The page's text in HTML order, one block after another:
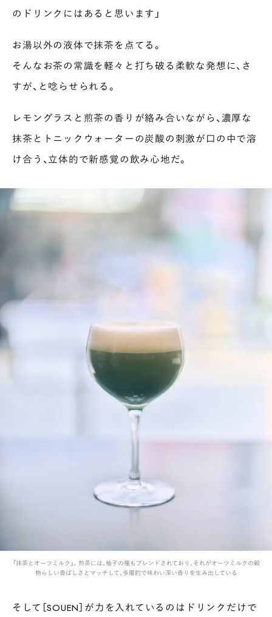
のドリンクにはあると思います」
お湯以外の液体で抹茶を点てる。
そんなお茶の常識を軽々と打ち破る柔軟な発想に、さ
すが、と唸らせられる。
レモングラスと煎茶の香りが絡み合いながら、濃厚な
抹茶とトニックウォーターの炭酸の刺激が口の中で溶
け合う、立体的で新感覚の飲み心地だ。
「抹茶とオーツミルク」。煎茶には、柚子の種もブレンドされており、それがオーツミルクの穀
物らしい香ばしさとマッチして、多層的で味わい深い香りを生み出している
そして［SOUEN］が力を入れているのはドリンクだけで